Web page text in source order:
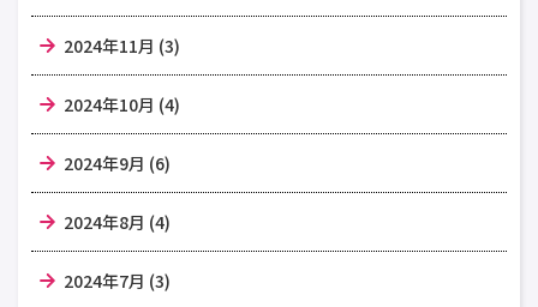
2024年11月 (3)
2024年10月 (4)
2024年9月 (6)
2024年8月 (4)
2024年7月 (3)